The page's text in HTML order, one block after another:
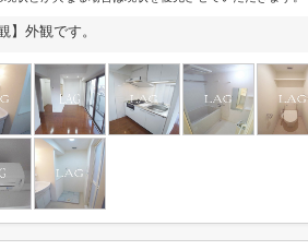
】外観です。